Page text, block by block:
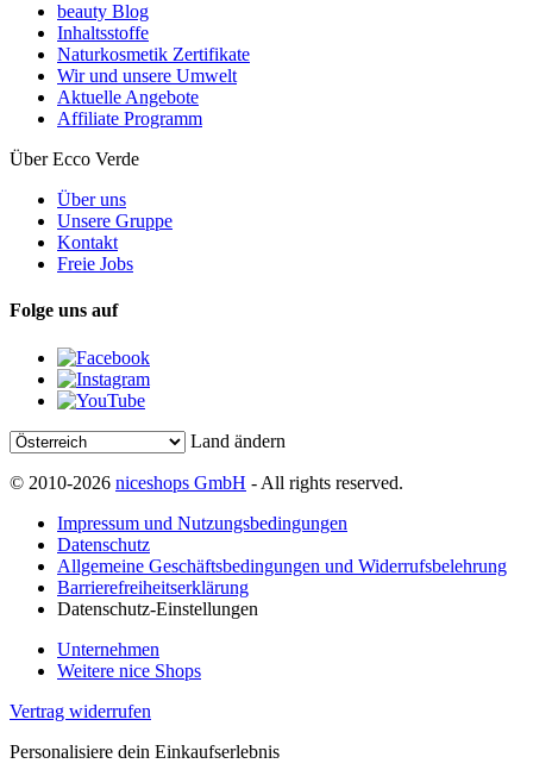
beauty Blog
Inhaltsstoffe
Naturkosmetik Zertifikate
Wir und unsere Umwelt
Aktuelle Angebote
Affiliate Programm
Über Ecco Verde
Über uns
Unsere Gruppe
Kontakt
Freie Jobs
Folge uns auf
Land ändern
© 2010-2026 niceshops GmbH - All rights reserved.
Impressum und Nutzungsbedingungen
Datenschutz
Allgemeine Geschäftsbedingungen und Widerrufsbelehrung
Barrierefreiheitserklärung
Datenschutz-Einstellungen
Unternehmen
Weitere nice Shops
Vertrag widerrufen
Personalisiere dein Einkaufserlebnis